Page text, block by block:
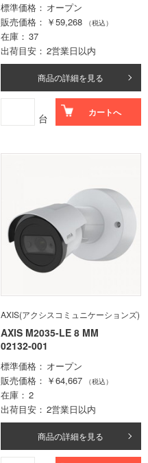
標準価格
オープン
販売価格
￥59,268 （税込）
在庫
37
出荷目安
2営業日以内
商品の詳細を見る
台 カートへ
AXIS(アクシスコミュニケーションズ)
AXIS M2035-LE 8 MM
02132-001
標準価格
オープン
販売価格
￥64,667 （税込）
在庫
2
出荷目安
2営業日以内
商品の詳細を見る